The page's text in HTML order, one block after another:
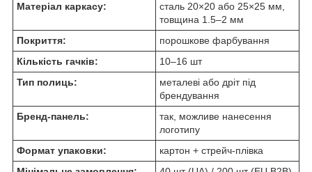
Матеріал каркасу:
сталь 20×20 або 25×25 мм,
товщина 1.5–2 мм
Покриття:
порошкове фарбування
Кількість гачків:
10–16 шт
Тип полиць:
металеві або дріт під
брендування
Бренд-панель:
так, можливе нанесення
логотипу
Формат упаковки:
картон + стрейч-плівка